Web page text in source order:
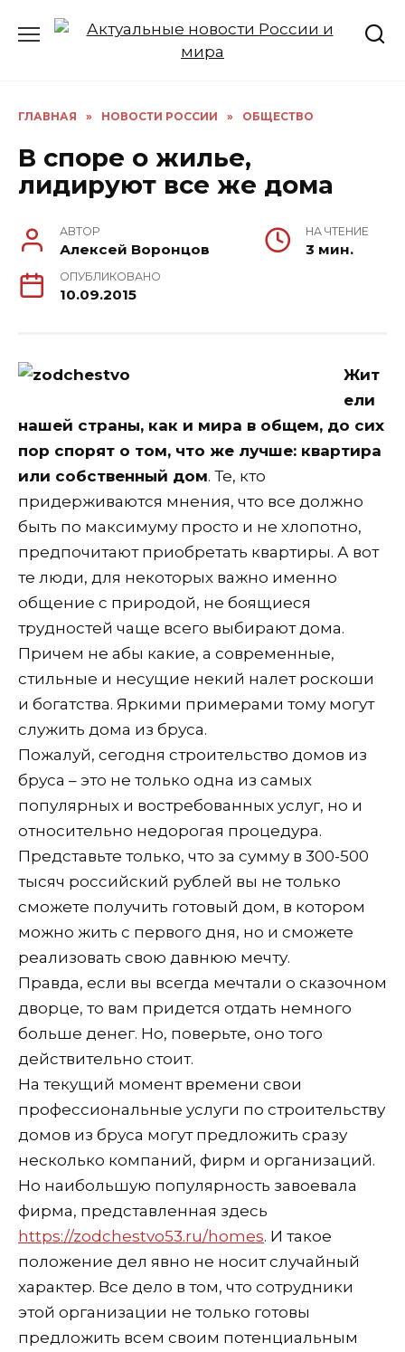
ГЛАВНАЯ » НОВОСТИ РОССИИ » ОБЩЕСТВО
В споре о жилье,
лидируют все же дома
АВТОР
Алексей Воронцов
НА ЧТЕНИЕ
3 мин.
ОПУБЛИКОВАНО
10.09.2015
Жит
ели
нашей страны, как и мира в общем, до сих
пор спорят о том, что же лучше: квартира
или собственный дом. Те, кто
придерживаются мнения, что все должно
быть по максимуму просто и не хлопотно,
предпочитают приобретать квартиры. А вот
те люди, для некоторых важно именно
общение с природой, не боящиеся
трудностей чаще всего выбирают дома.
Причем не абы какие, а современные,
стильные и несущие некий налет роскоши
и богатства. Яркими примерами тому могут
служить дома из бруса.
Пожалуй, сегодня строительство домов из
бруса – это не только одна из самых
популярных и востребованных услуг, но и
относительно недорогая процедура.
Представьте только, что за сумму в 300-500
тысяч российский рублей вы не только
сможете получить готовый дом, в котором
можно жить с первого дня, но и сможете
реализовать свою давнюю мечту.
Правда, если вы всегда мечтали о сказочном
дворце, то вам придется отдать немного
больше денег. Но, поверьте, оно того
действительно стоит.
На текущий момент времени свои
профессиональные услуги по строительству
домов из бруса могут предложить сразу
несколько компаний, фирм и организаций.
Но наибольшую популярность завоевала
фирма, представленная здесь
https://zodchestvo53.ru/homes. И такое
положение дел явно не носит случайный
характер. Все дело в том, что сотрудники
этой организации не только готовы
предложить всем своим потенциальным